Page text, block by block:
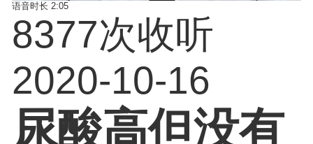
语音时长 2:05
8377次收听
2020-10-16
尿酸高但没有